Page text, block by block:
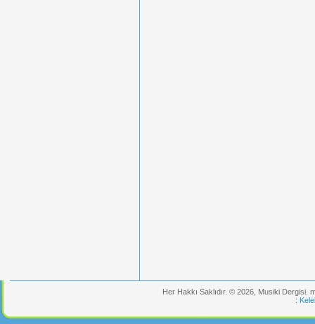
Her Hakkı Saklıdır. © 2026, Musiki
: